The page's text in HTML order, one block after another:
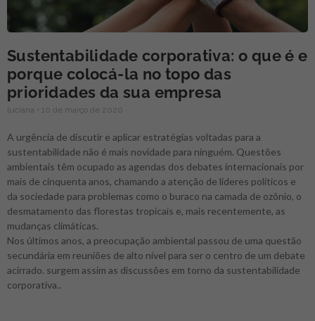
Sustentabilidade corporativa: o que é e
porque colocá-la no topo das
prioridades da sua empresa
luciana 10 de março de 2020
A urgência de discutir e aplicar estratégias voltadas para a
sustentabilidade não é mais novidade para ninguém. Questões
ambientais têm ocupado as agendas dos debates internacionais por
mais de cinquenta anos, chamando a atenção de líderes políticos e
da sociedade para problemas como o buraco na camada de ozônio, o
desmatamento das florestas tropicais e, mais recentemente, as
mudanças climáticas.
Nos últimos anos, a preocupação ambiental passou de uma questão
secundária em reuniões de alto nível para ser o centro de um debate
acirrado. surgem assim as discussões em torno da sustentabilidade
corporativa..